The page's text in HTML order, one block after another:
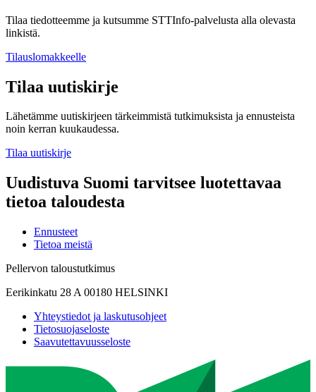
Tilaa tiedotteemme ja kutsumme STTInfo-palvelusta alla olevasta
linkistä.
Tilauslomakkeelle
Tilaa uutiskirje
Lähetämme uutiskirjeen tärkeimmistä tutkimuksista ja ennusteista
noin kerran kuukaudessa.
Tilaa uutiskirje
Uudistuva Suomi tarvitsee luotettavaa
tietoa taloudesta
Ennusteet
Tietoa meistä
Pellervon taloustutkimus
Eerikinkatu 28 A 00180 HELSINKI
Yhteystiedot ja laskutusohjeet
Tietosuojaseloste
Saavutettavuusseloste